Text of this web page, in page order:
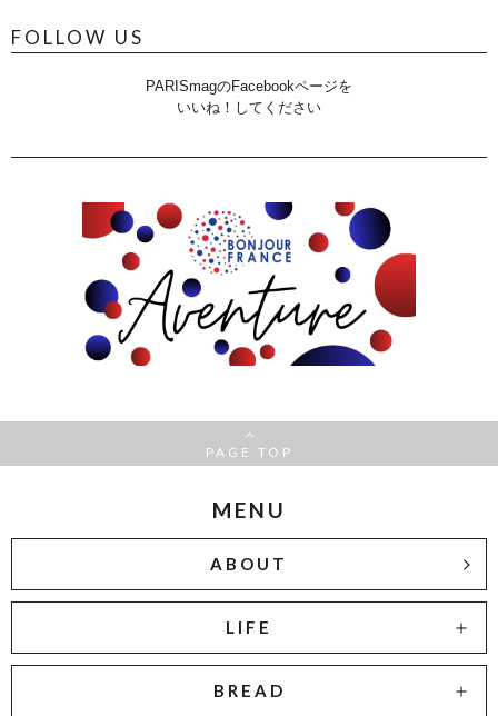
FOLLOW US
PARISmagのFacebookページを
いいね！してください
PAGE TOP
MENU
ABOUT
LIFE
BREAD